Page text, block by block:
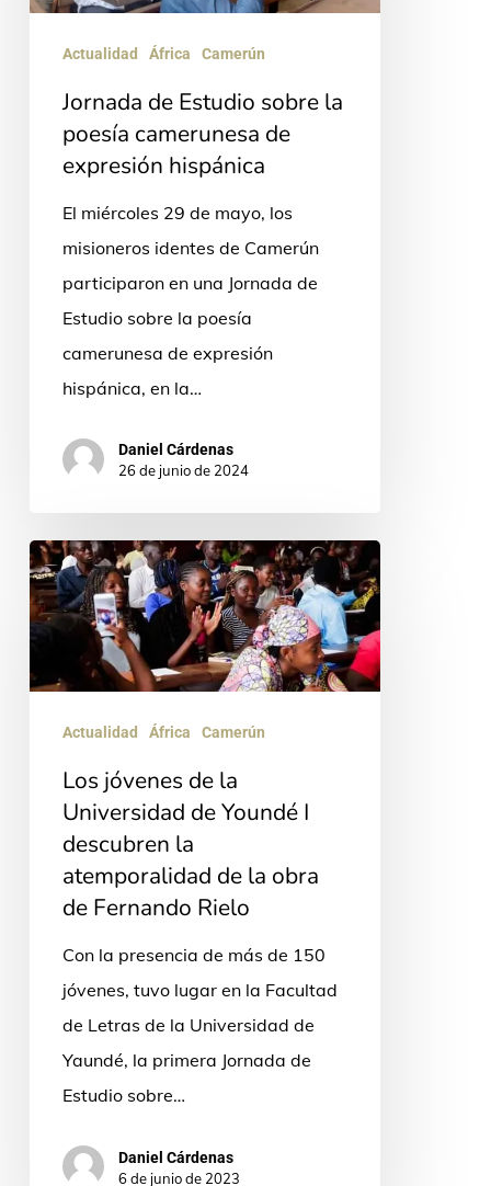
la
poesía
expresión
Actualidad África Camerún
Jornada de Estudio sobre la
poesía camerunesa de
expresión hispánica
El miércoles 29 de mayo, los
misioneros identes de Camerún
participaron en una Jornada de
Estudio sobre la poesía
camerunesa de expresión
hispánica, en la…
Daniel Cárdenas
26 de junio de 2024
Los
jóvenes
de
Universidad
Youndé
descubren
atemporalidad
Actualidad África Camerún
Los jóvenes de la
Universidad de Youndé I
descubren la
atemporalidad de la obra
de Fernando Rielo
Con la presencia de más de 150
jóvenes, tuvo lugar en la Facultad
de Letras de la Universidad de
Yaundé, la primera Jornada de
Estudio sobre…
Daniel Cárdenas
6 de junio de 2023